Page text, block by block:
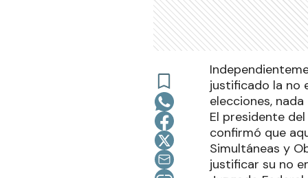
justificado la no
elecciones,
El presidente
confirmó que
Simultáneas y
justificar su no